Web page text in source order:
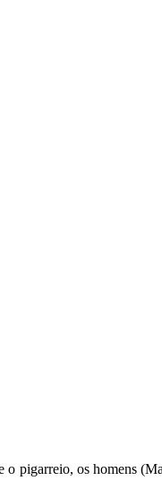
pigarreio, os homens